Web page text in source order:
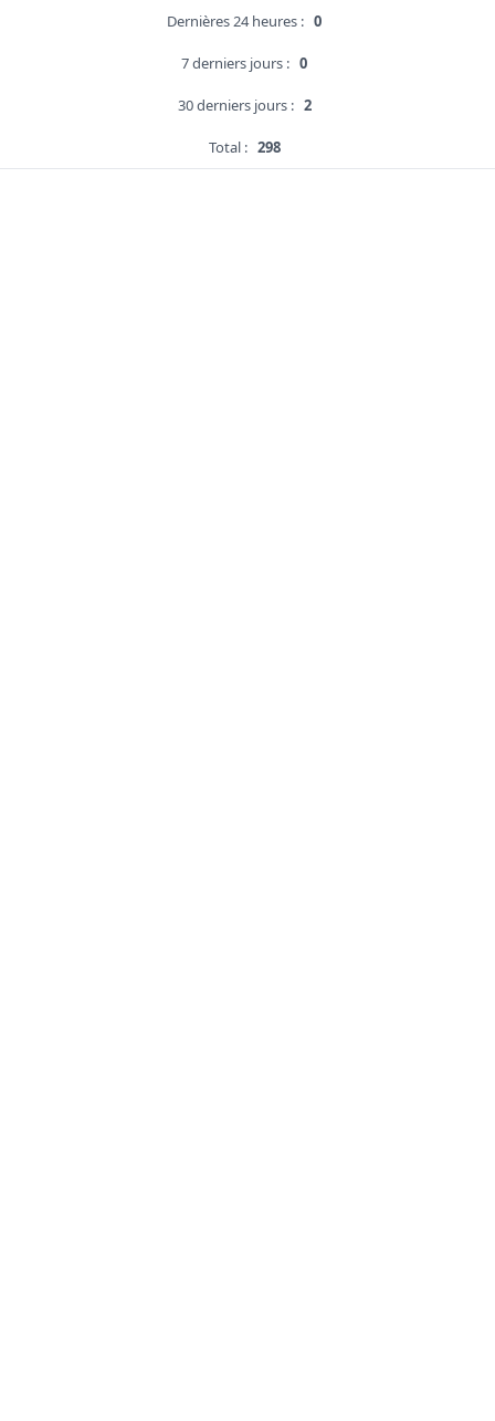
Dernières 24 heures : 0
7 derniers jours : 0
30 derniers jours : 2
Total : 298